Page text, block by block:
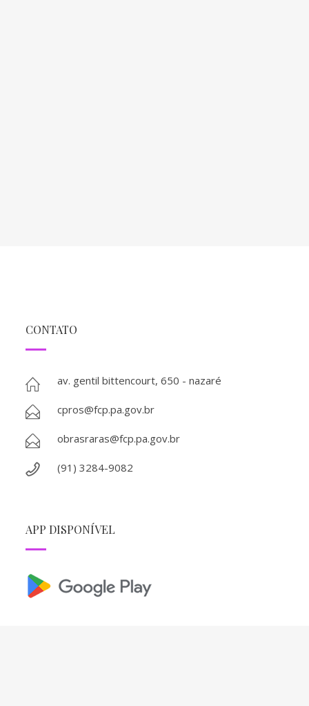
CONTATO
av. gentil bittencourt, 650 - nazaré
cpros@fcp.pa.gov.br
obrasraras@fcp.pa.gov.br
(91) 3284-9082
APP DISPONÍVEL